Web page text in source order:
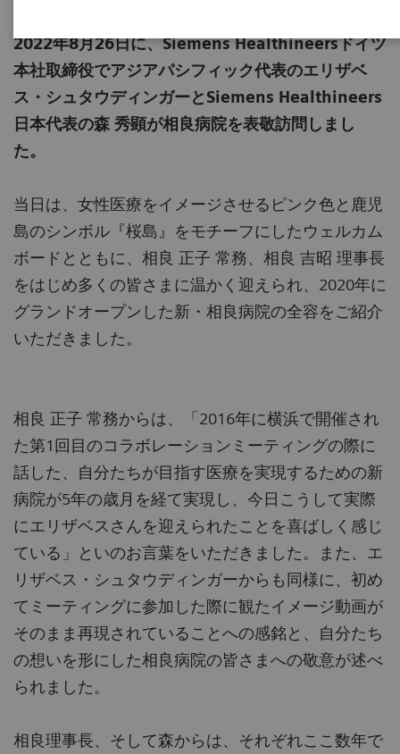
2022年8月26日に、Siemens Healthineersドイツ
本社取締役でアジアパシフィック代表のエリザベ
ス・シュタウディンガーとSiemens Healthineers
日本代表の森 秀顕が相良病院を表敬訪問しまし
た。
当日は、女性医療をイメージさせるピンク色と鹿児
島のシンボル『桜島』をモチーフにしたウェルカム
ボードとともに、相良 正子 常務、相良 吉昭 理事長
をはじめ多くの皆さまに温かく迎えられ、2020年に
グランドオープンした新・相良病院の全容をご紹介
いただきました。
相良 正子 常務からは、「2016年に横浜で開催され
た第1回目のコラボレーションミーティングの際に
話した、自分たちが目指す医療を実現するための新
病院が5年の歳月を経て実現し、今日こうして実際
にエリザベスさんを迎えられたことを喜ばしく感じ
ている」といのお言葉をいただきました。また、エ
リザベス・シュタウディンガーからも同様に、初め
てミーティングに参加した際に観たイメージ動画が
そのまま再現されていることへの感銘と、自分たち
の想いを形にした相良病院の皆さまへの敬意が述べ
られました。
相良理事長、そして森からは、それぞれここ数年で